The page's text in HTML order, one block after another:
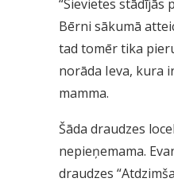
“Sievietes stādījās
Bērni sākumā
tad tomēr tika
norāda Ieva, kura
mamma.
Šāda draudzes
nepieņemama.
draudzes